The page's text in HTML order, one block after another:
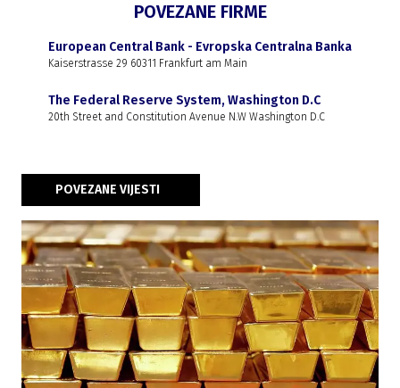
POVEZANE FIRME
European Central Bank - Evropska Centralna Banka
Kaiserstrasse 29 60311 Frankfurt am Main
The Federal Reserve System, Washington D.C
20th Street and Constitution Avenue N.W Washington D.C
POVEZANE VIJESTI